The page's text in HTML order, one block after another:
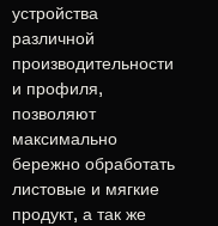
устройства
различной
производительности
и профиля,
позволяют
максимально
бережно обработать
листовые и мягкие
продукт, а так же